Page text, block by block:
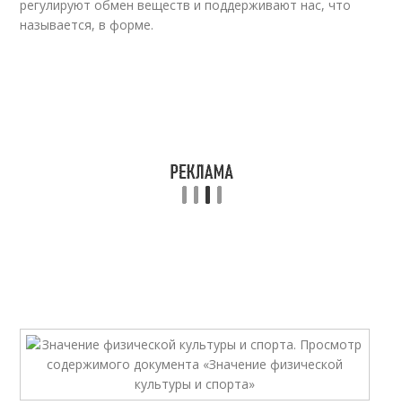
регулируют обмен веществ и поддерживают нас, что
называется, в форме.